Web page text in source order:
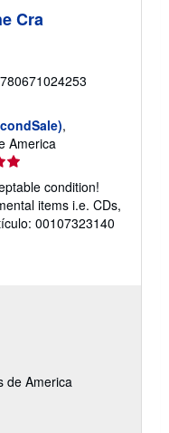
Cra
,
America
condition!
items i.e. CDs,
00107323140
de America